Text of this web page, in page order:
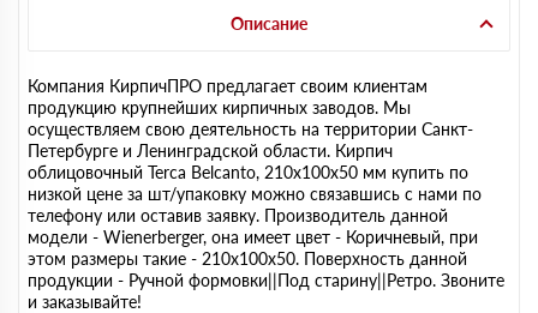
Описание
Компания КирпичПРО предлагает своим клиентам
продукцию крупнейших кирпичных заводов. Мы
осуществляем свою деятельность на территории Санкт-
Петербурге и Ленинградской области. Кирпич
облицовочный Terca Belcanto, 210х100х50 мм купить по
низкой цене за шт/упаковку можно связавшись с нами по
телефону или оставив заявку. Производитель данной
модели - Wienerberger, она имеет цвет - Коричневый, при
этом размеры такие - 210х100х50. Поверхность данной
продукции - Ручной формовки||Под старину||Ретро. Звоните
и заказывайте!